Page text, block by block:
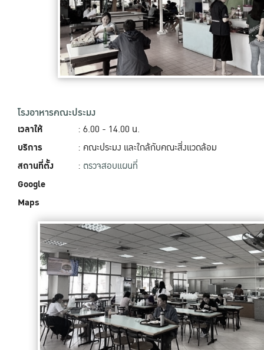
โรงอาหารคณะประมง
เวลาให้
บริการ
สถานที่ตั้ง
Google
Maps
: 6.00 - 14.00‬ น.
: คณะประมง และใกล้กับคณะสิ่งแวดล้อม
: ตรวจสอบแผนที่